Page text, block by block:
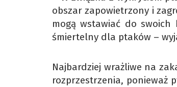
obszar zapowietrzony i
mogą wstawiać do
śmiertelny dla ptaków –
Najbardziej wrażliwe na
rozprzestrzenia, ponieważ